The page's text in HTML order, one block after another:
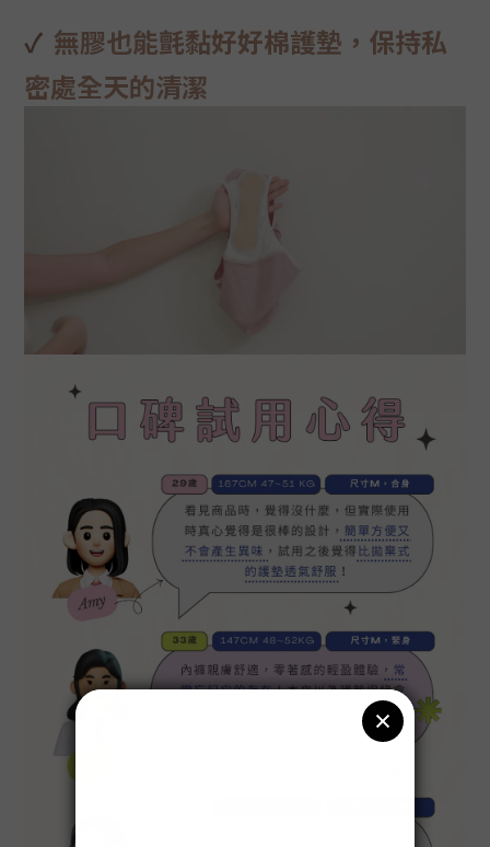
✓ 無膠也能氈黏好好棉護墊， 保持私
密處全天的清潔